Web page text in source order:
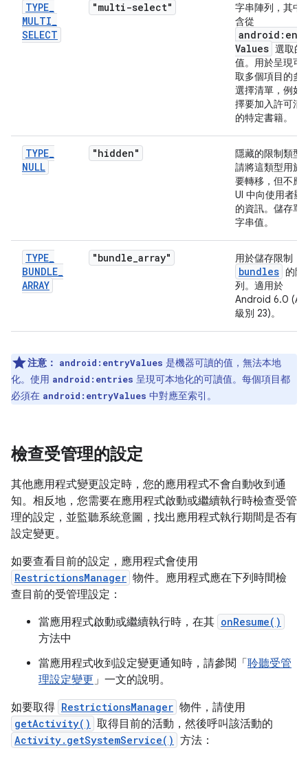
TYPE_
MULTI_
SELECT
"multi-select"
字串陣列，其中
含從
Values 選取的
值。用於呈現可
取多個項目的多
選擇清單，例如
擇要加入許可清
的特定書籍。
TYPE_
NULL
"hidden"
隱藏的限制類型
請將這類型用於
要轉移，但不應
UI 中向使用者顯
的資訊。儲存單
字串值。
TYPE_
BUNDLE_
ARRAY
"bundle_array" 用於儲存限制
bundles 的陣
列。適用於
Android 6.0 (API
級別 23)。
注意： android:entryValues 是機器可讀的值，無法本地
化。使用 android:entries 呈現可本地化的可讀值。每個項目都
必須在 android:entryValues 中對應至索引。
檢查受管理的設定
其他應用程式變更設定時，您的應用程式不會自動收到通
知。相反地，您需要在應用程式啟動或繼續執行時檢查受管
理的設定，並監聽系統意圖，找出應用程式執行期間是否有
設定變更。
如要查看目前的設定，應用程式會使用
RestrictionsManager 物件。應用程式應在下列時間檢
查目前的受管理設定：
當應用程式啟動或繼續執行時，在其 onResume()
方法中
當應用程式收到設定變更通知時，請參閱「 聆聽受管
理設定變更」一文的說明。
如要取得 RestrictionsManager 物件，請使用
getActivity() 取得目前的活動，然後呼叫該活動的
Activity.getSystemService() 方法：